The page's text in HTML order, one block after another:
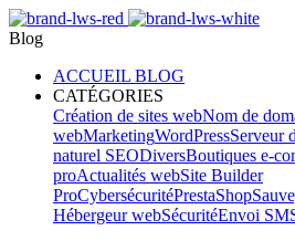
Blog
ACCUEIL BLOG
CATÉGORIES
Création de sites webNom de
webMarketingWordPressServeur
naturel SEODiversBoutiques e-
proActualités webSite Builder
ProCybersécuritéPrestaShop
Hébergeur webSécuritéEnvoi